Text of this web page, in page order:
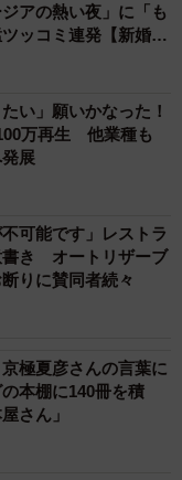
アの熱い夜」に「も
ッコミ連発【新婚さ
い」願いかなった！
万再生 他業種も
展
可能です」レストラ
書き オートリザーブ
りに賛同者続々
極夏彦さんの言葉に
本棚に140冊を積
さん」